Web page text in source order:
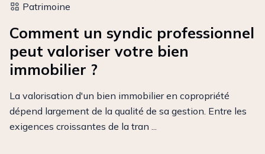
Patrimoine
Comment un syndic professionnel
peut valoriser votre bien
immobilier ?
La valorisation d'un bien immobilier en copropriété
dépend largement de la qualité de sa gestion. Entre les
exigences croissantes de la tran ...